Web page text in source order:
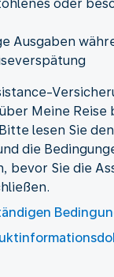
oder
Ausgaben
Meine Reise
lesen Sie
die
bevor Sie die